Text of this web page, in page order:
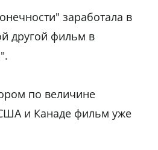
заработала в
другой фильм в
по величине
и Канаде фильм уже